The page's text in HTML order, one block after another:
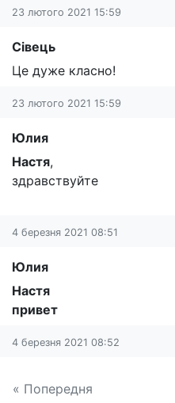
23 лютого 2021 15:59
Сівець
Це дуже класно!
23 лютого 2021 15:59
Юлия
Настя,
здравствуйте
4 березня 2021 08:51
Юлия
Настя
привет
4 березня 2021 08:52
« Попередня